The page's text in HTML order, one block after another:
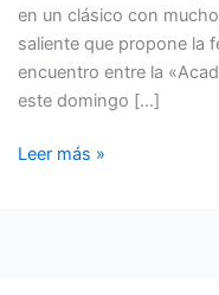
en un clásico con
saliente que propone la
encuentro entre la
este domingo […]
PARA
SEGUIR
DANDO
PELEA
EL
Leer más »